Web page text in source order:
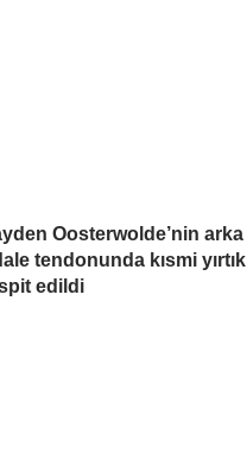
Oosterwolde’nin arka
tendonunda kısmi yırtık
edildi